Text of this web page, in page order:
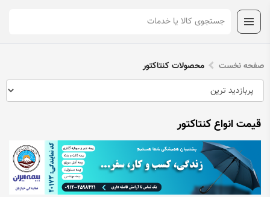
صفحه نخست محصولات کنتاکتور
قیمت انواع کنتاکتور